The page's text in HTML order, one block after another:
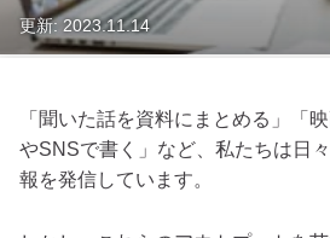
更新: 2023.11.14
「聞いた話を資料にまとめる」「
やSNSで書く」など、私たちは日
報を発信しています。